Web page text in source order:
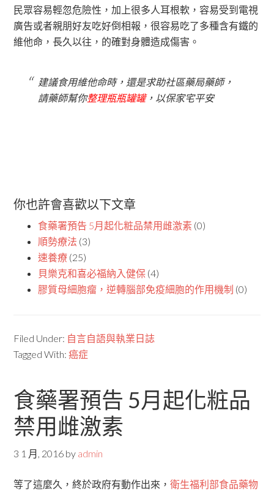
民眾容易輕忽危險性，加上很多人耳根軟，容易受到電視
廣告或者親朋好友吃好倒相報，很容易吃了多種含有鐵的
維他命，長久以往，的確對身體造成傷害。
建議食用維他命時，還是求助社區藥局藥師，
請藥師幫你整理瓶瓶罐罐，以保家宅平安
你也許會喜歡以下文章
食藥署預告 5月起化粧品禁用雌激素 (0)
順勢療法 (3)
速養療 (25)
貝樂克和喜必福納入健保 (4)
膠質母細胞瘤，逆轉腦部免疫細胞的作用機制 (0)
Filed Under: 自言自語與執業日誌
Tagged With:癌症
食藥署預告 5月起化粧品
禁用雌激素
3 1 月, 2016 by admin
等了這麼久，終於政府有動作出來，衛生福利部食品藥物